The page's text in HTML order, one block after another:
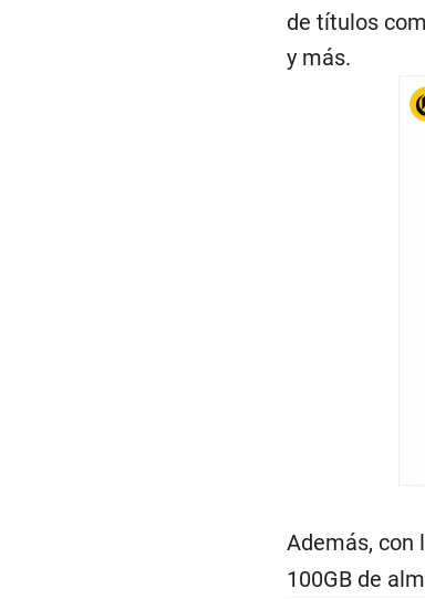
de títulos
y más.
Además, con
100GB de